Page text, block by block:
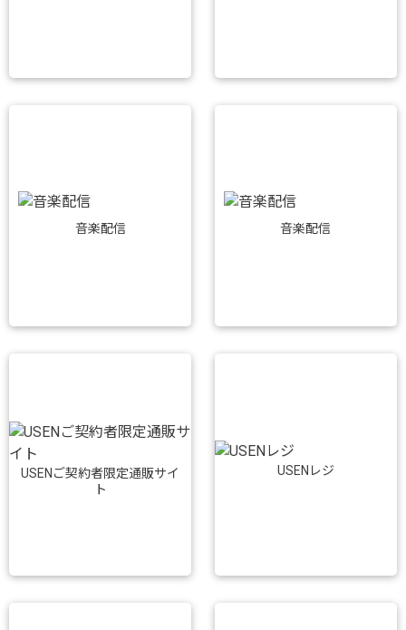
音楽配信 音楽配信
USENご契約者限定通販サイ
ト
USENレジ